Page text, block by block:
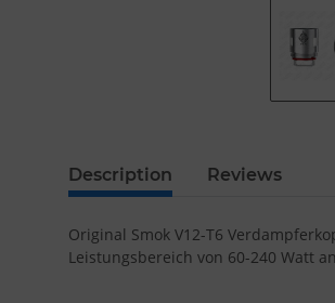
Description Reviews
Original Smok V12-T6
Leistungsbereich von 60-240 Watt